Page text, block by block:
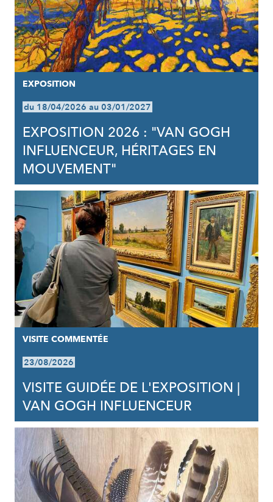
EXPOSITION
du 18/04/2026 au 03/01/2027
EXPOSITION 2026 : "VAN GOGH
INFLUENCEUR, HÉRITAGES EN
MOUVEMENT"
VISITE COMMENTÉE
23/08/2026
VISITE GUIDÉE DE L'EXPOSITION |
VAN GOGH INFLUENCEUR